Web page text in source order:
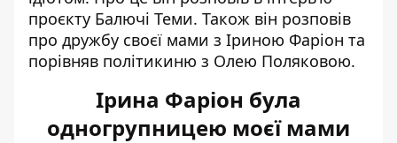
проєкту Балючі Теми. Також він розповів
про дружбу своєї мами з Іриною Фаріон та
порівняв політикиню з Олею Поляковою.
Ірина Фаріон була
одногрупницею моєї мами